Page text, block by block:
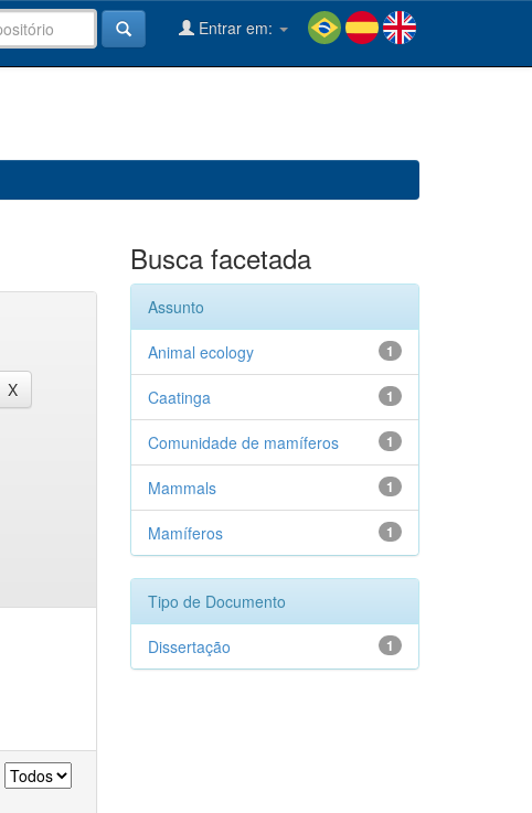
Entrar em:
Busca facetada
Assunto
1
Animal ecology
1
Caatinga
1
Comunidade de mamíferos
1
Mammals
1
Mamíferos
Tipo de Documento
1
Dissertação